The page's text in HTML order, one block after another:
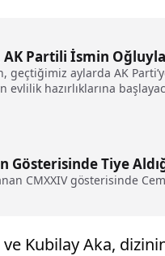
AK Partili İsmin
geçtiğimiz aylarda AK
evlilik hazırlıklarına
Gösterisinde Tiye
CMXXIV gösterisinde
Kubilay Aka,